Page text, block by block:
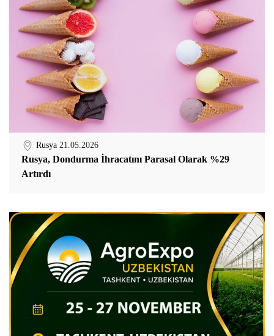
Rusya 21.05.2026
Rusya, Dondurma İhracatını Parasal Olarak %29
Artırdı